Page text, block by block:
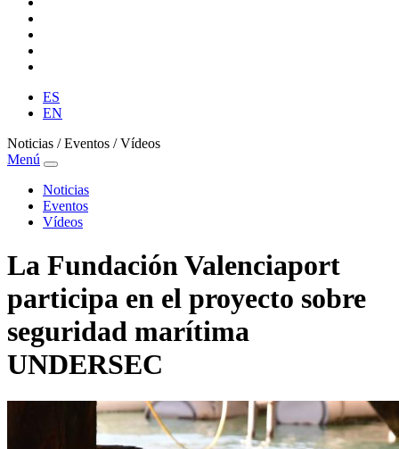
ES
EN
Noticias / Eventos / Vídeos
Menú
Noticias
Eventos
Vídeos
La Fundación Valenciaport
participa en el proyecto sobre
seguridad marítima
UNDERSEC